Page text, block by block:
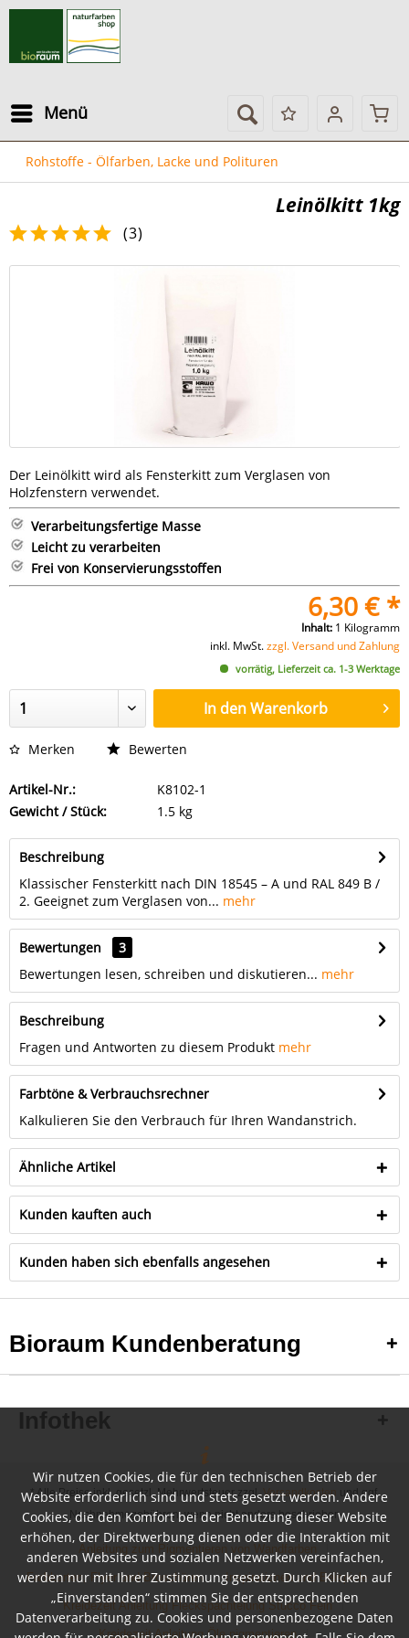
Menü
Rohstoffe - Ölfarben, Lacke und Polituren
Leinölkitt 1kg
(3)
Der Leinölkitt wird als Fensterkitt zum Verglasen von
Holzfenstern verwendet.
Verarbeitungsfertige Masse
Leicht zu verarbeiten
Frei von Konservierungsstoffen
6,30 € *
Inhalt: 1 Kilogramm
inkl. MwSt.zzgl. Versand und Zahlung
vorrätig, Lieferzeit ca. 1-3 Werktage
In denWarenkorb
Merken Bewerten
Artikel-Nr.:
K8102-1
Gewicht / Stück:
1.5 kg
Beschreibung
Klassischer Fensterkitt nach DIN 18545 – A und RAL 849 B /
2. Geeignet zum Verglasen von... mehr
Bewertungen
3
Bewertungen lesen, schreiben und diskutieren... mehr
Beschreibung
Fragen und Antworten zu diesem Produkt mehr
Farbtöne & Verbrauchsrechner
Kalkulieren Sie den Verbrauch für Ihren Wandanstrich.
Ähnliche Artikel
Kunden kauften auch
Kunden haben sich ebenfalls angesehen
Bioraum Kundenberatung
Infothek
* Alle Preise inkl. gesetzl. Mehrwertsteuer zzgl.Versandkosten
und ggf.
Nachnahmegebühren, wenn nicht anders beschrieben
Anleitung zum Pigmentieren von Wandfarben
Farbkarten, Flyer und Broschüren Inspirationen und Beispiele
Kreidezeit Anleitung Fleckspachtelung Stucco Fein
Kreidezeit Anleitung Öle pigmentieren
Wir nutzen Cookies, die für den technischen Betrieb der
Website erforderlich sind und stets gesetzt werden. Andere
Cookies, die den Komfort bei der Benutzung dieser Website
erhöhen, der Direktwerbung dienen oder die Interaktion mit
anderen Websites und sozialen Netzwerken vereinfachen,
werden nur mit Ihrer Zustimmung gesetzt. Durch Klicken auf
„Einverstanden“ stimmen Sie der entsprechenden
Datenverarbeitung zu. Cookies und personenbezogene Daten